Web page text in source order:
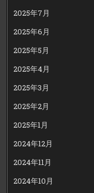
2025年7月
2025年6月
2025年5月
2025年4月
2025年3月
2025年2月
2025年1月
2024年12月
2024年11月
2024年10月